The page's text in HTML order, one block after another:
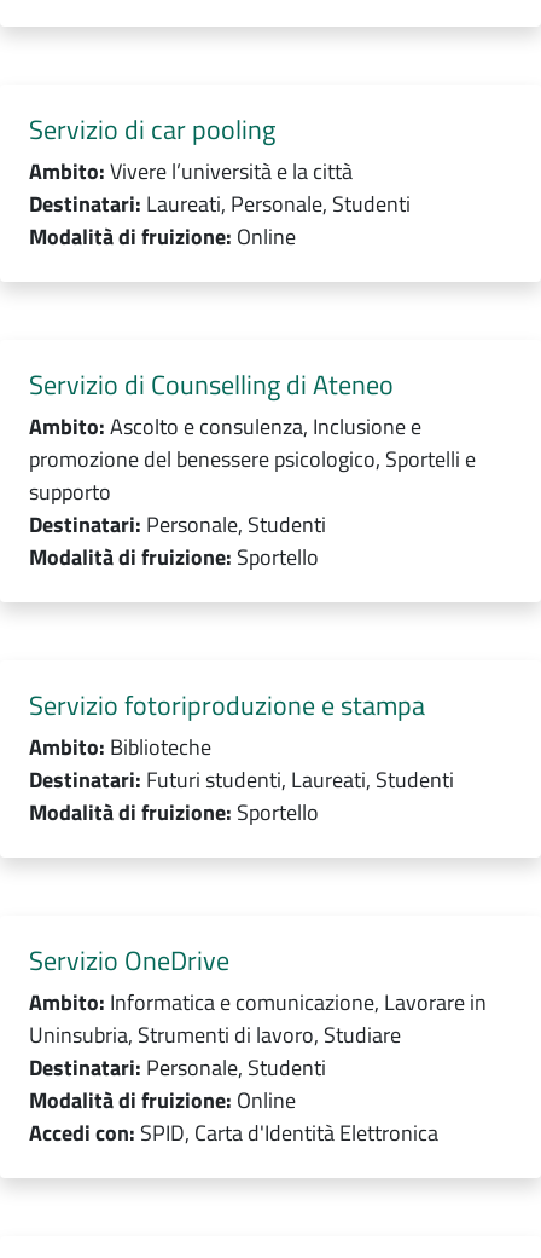
Servizio di car pooling
Ambito:Vivere l’università e la città
Destinatari: Laureati, Personale, Studenti
Modalità di fruizione: Online
Servizio di Counselling di Ateneo
Ambito:Ascolto e consulenza, Inclusione e
promozione del benessere psicologico, Sportelli e
supporto
Destinatari: Personale, Studenti
Modalità di fruizione: Sportello
Servizio fotoriproduzione e stampa
Ambito: Biblioteche
Destinatari: Futuri studenti, Laureati, Studenti
Modalità di fruizione: Sportello
Servizio OneDrive
Ambito: Informatica e comunicazione, Lavorare in
Uninsubria, Strumenti di lavoro, Studiare
Destinatari: Personale, Studenti
Modalità di fruizione: Online
Accedi con: SPID, Carta d'Identità Elettronica